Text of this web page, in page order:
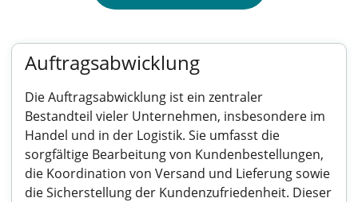
Auftragsabwicklung
Die Auftragsabwicklung ist ein zentraler
Bestandteil vieler Unternehmen, insbesondere im
Handel und in der Logistik. Sie umfasst die
sorgfältige Bearbeitung von Kundenbestellungen,
die Koordination von Versand und Lieferung sowie
die Sicherstellung der Kundenzufriedenheit. Dieser